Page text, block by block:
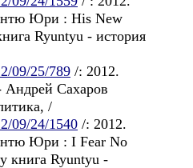
Юри : His New
Ryuntyu - история
09/25/789 /: 2012.
Сахаров
/
09/24/1540 /: 2012.
Юри : I Fear No
книга Ryuntyu -